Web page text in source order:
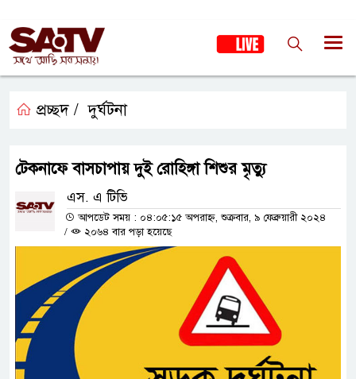
প্রচ্ছদ / দুর্ঘটনা
টেকনাফে বাসচাপায় দুই রোহিঙ্গা শিশুর মৃত্যু
এস. এ টিভি
আপডেট সময় : ০৪:০৫:১৫ অপরাহ্ন, শুক্রবার, ৯ ফেব্রুয়ারী ২০২৪
/
২০৬৪ বার পড়া হয়েছে